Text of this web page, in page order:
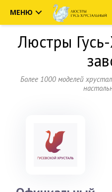
МЕНЮ
Люстры
Более 1000 моделей